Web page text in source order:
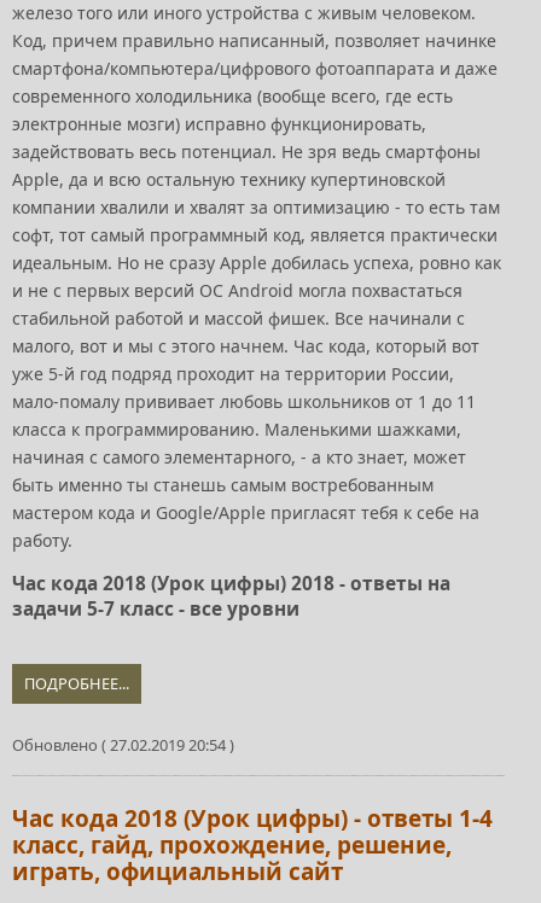
железо того или иного устройства с живым человеком.
Код, причем правильно написанный, позволяет начинке
смартфона/компьютера/цифрового фотоаппарата и даже
современного холодильника (вообще всего, где есть
электронные мозги) исправно функционировать,
задействовать весь потенциал. Не зря ведь смартфоны
Apple, да и всю остальную технику купертиновской
компании хвалили и хвалят за оптимизацию - то есть там
софт, тот самый программный код, является практически
идеальным. Но не сразу Apple добилась успеха, ровно как
и не с первых версий ОС Android могла похвастаться
стабильной работой и массой фишек. Все начинали с
малого, вот и мы с этого начнем. Час кода, который вот
уже 5-й год подряд проходит на территории России,
мало-помалу прививает любовь школьников от 1 до 11
класса к программированию. Маленькими шажками,
начиная с самого элементарного, - а кто знает, может
быть именно ты станешь самым востребованным
мастером кода и Google/Apple пригласят тебя к себе на
работу.
Час кода 2018 (Урок цифры) 2018 - ответы на
задачи 5-7 класс - все уровни
ПОДРОБНЕЕ...
Обновлено ( 27.02.2019 20:54 )
Час кода 2018 (Урок цифры) - ответы 1-4
класс, гайд, прохождение, решение,
играть, официальный сайт